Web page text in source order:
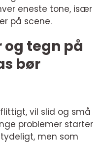
eneste tone, især
på scene.
og tegn på
bør
vil slid og små
problemer starter
men som